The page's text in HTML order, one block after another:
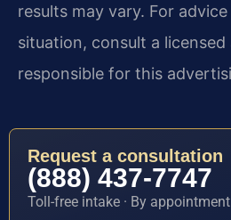
results may vary. For
situation, consult a
responsible for this
Request a consultation
(888) 437-7747
Toll-free intake · By